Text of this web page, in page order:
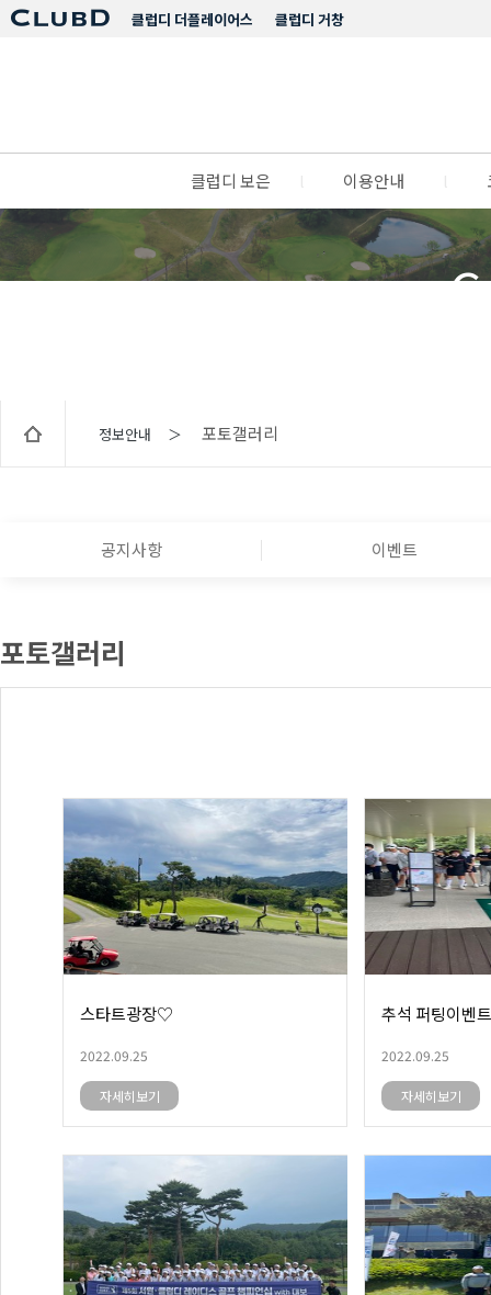
클럽디 거창
클럽디 더플레이어스
클럽디 보은 이용안내
정보안내 ＞ 포토갤러리
공지사항 이벤트
포토갤러리
스타트광장♡
2022.09.25
자세히보기
추석 퍼팅이벤
2022.09.25
자세히보기